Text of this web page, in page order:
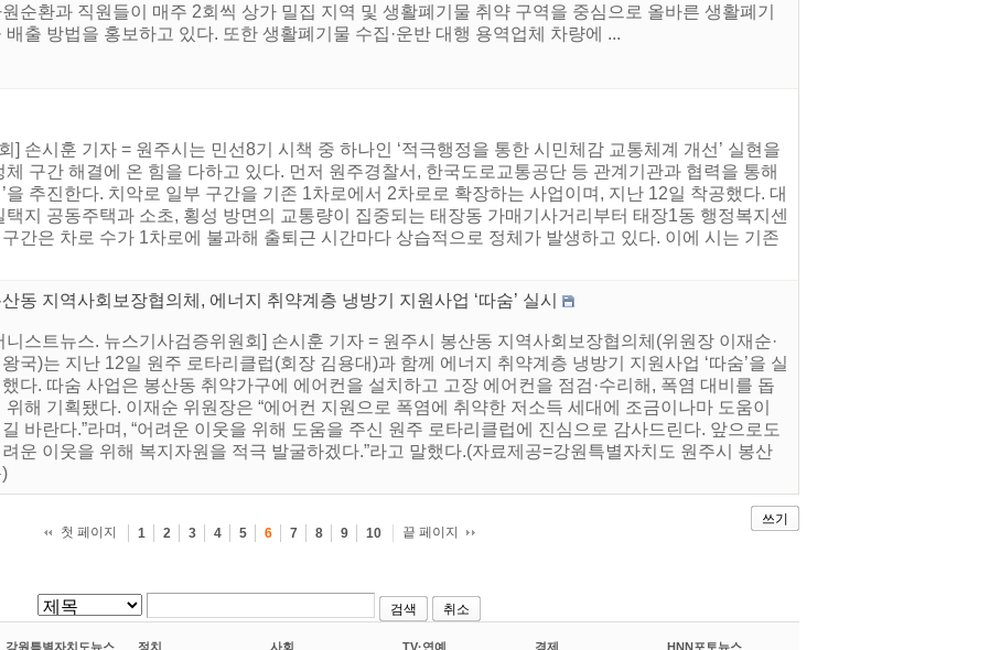
순환과 직원들이 매주 2회씩 상가 밀집 지역 및 생활폐기물 취약 구역을 중심으로 올바른 생활폐기
배출 방법을 홍보하고 있다. 또한 생활폐기물 수집·운반 대행 용역업체 차량에 ...
] 손시훈 기자 = 원주시는 민선8기 시책 중 하나인 ‘적극행정을 통한 시민체감 교통체계 개선’ 실현을
구간 해결에 온 힘을 다하고 있다. 먼저 원주경찰서, 한국도로교통공단 등 관계기관과 협력을 통해
을 추진한다. 치악로 일부 구간을 기존 1차로에서 2차로로 확장하는 사업이며, 지난 12일 착공했다. 대
지 공동주택과 소초, 횡성 방면의 교통량이 집중되는 태장동 가매기사거리부터 태장1동 행정복지센
간은 차로 수가 1차로에 불과해 출퇴근 시간마다 상습적으로 정체가 발생하고 있다. 이에 시는 기존
동 지역사회보장협의체, 에너지 취약계층 냉방기 지원사업 ‘따숨’ 실시
니스트뉴스. 뉴스기사검증위원회] 손시훈 기자 = 원주시 봉산동 지역사회보장협의체(위원장 이재순·
국)는 지난 12일 원주 로타리클럽(회장 김용대)과 함께 에너지 취약계층 냉방기 지원사업 ‘따숨’을 실
다. 따숨 사업은 봉산동 취약가구에 에어컨을 설치하고 고장 에어컨을 점검·수리해, 폭염 대비를 돕
위해 기획됐다. 이재순 위원장은 “에어컨 지원으로 폭염에 취약한 저소득 세대에 조금이나마 도움이
바란다.”라며, “어려운 이웃을 위해 도움을 주신 원주 로타리클럽에 진심으로 감사드린다. 앞으로도
운 이웃을 위해 복지자원을 적극 발굴하겠다.”라고 말했다.(자료제공=강원특별자치도 원주시 봉산
쓰기
첫 페이지
1 2 3 4 5 6 7 8 9 10 끝 페이지
검색 취소
강원특별자치도뉴스 정치 사회 TV·연예 경제 HNN포토뉴스